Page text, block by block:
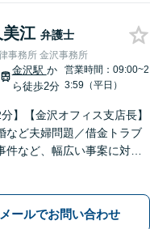
江 弁護士
事務所 金沢事務所
金沢駅 か
ら徒歩2分
営業時間：09:00~2
3:59（平日）
分】【金沢オフィス支店長】
など夫婦問題／借金トラブ
件など、幅広い事案に対応
リラックスしてお話しいた
います。法テラスOK
メールでお問い合わせ